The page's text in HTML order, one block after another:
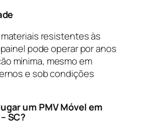
resistentes às
pode operar por anos
mínima, mesmo em
e sob condições
um PMV Móvel em
SC?